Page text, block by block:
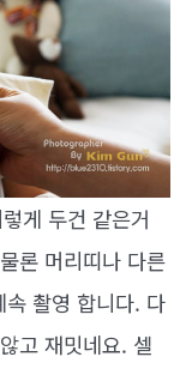
게 두건 같은거
론 머리띠나 다른
촬영 합니다. 다
고 재밋네요. 셀